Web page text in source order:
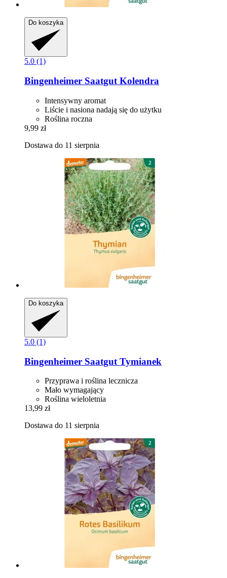
Do koszyka
5.0 (1)
Bingenheimer Saatgut Kolendra
Intensywny aromat
Liście i nasiona nadają się do użytku
Roślina roczna
9,99 zł
Dostawa do 11 sierpnia
Do koszyka
5.0 (1)
Bingenheimer Saatgut Tymianek
Przyprawa i roślina lecznicza
Mało wymagający
Roślina wieloletnia
13,99 zł
Dostawa do 11 sierpnia